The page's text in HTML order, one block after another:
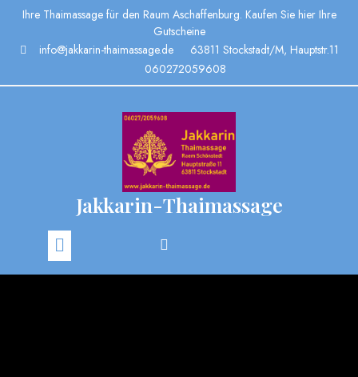
Ihre Thaimassage für den Raum Aschaffenburg. Kaufen Sie hier Ihre
Gutscheine
info@jakkarin-thaimassage.de
63811 Stockstadt/M, Hauptstr.11
060272059608
Jakkarin-Thaimassage